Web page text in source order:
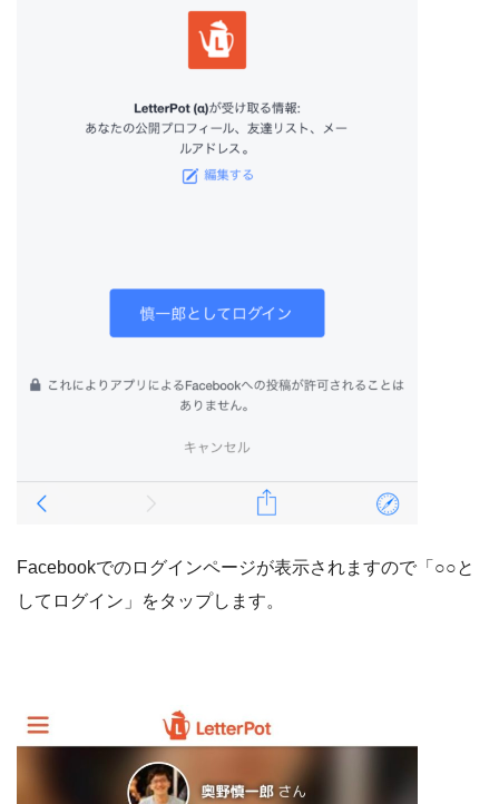
Facebookでのログインページが表示されますので「○○と
してログイン」をタップします。